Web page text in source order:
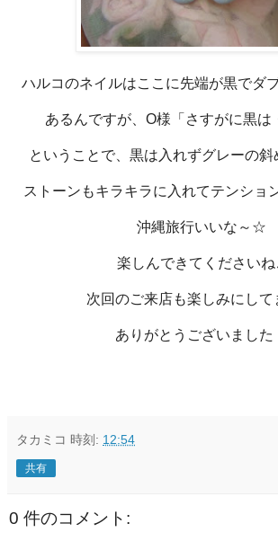
ハルコのネイルはここに先端が黒でダ
あるんですが、O様「さすがに黒は
ということで、黒は入れずグレーの
ストーンもキラキラに入れてテンショ
沖縄旅行いいな～☆
楽しんできてください
次回のご来店も楽しみにし
ありがとうございました
タカミコ 時刻: 12:54
共有
0 件のコメント: